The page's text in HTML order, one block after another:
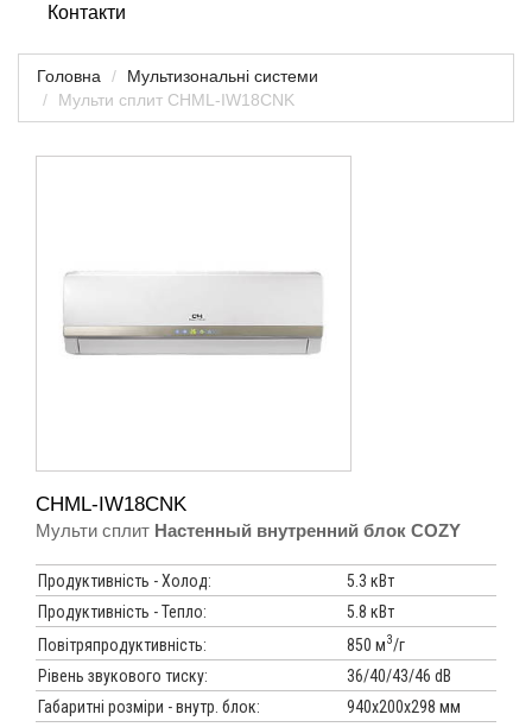
Контакти
Головна
Мультизональні системи
Мульти сплит CHML-IW18CNK
CHML-IW18CNK
Мульти сплит Настенный внутренний блок COZY
Продуктивність - Холод:
5.3 кВт
Продуктивність - Тепло:
5.8 кВт
Повітряпродуктивність:
850 м3/г
Рівень звукового тиску:
36/40/43/46 dB
Габаритні розміри - внутр. блок:
940х200х298 мм